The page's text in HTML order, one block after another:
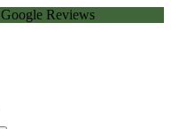
Reviews